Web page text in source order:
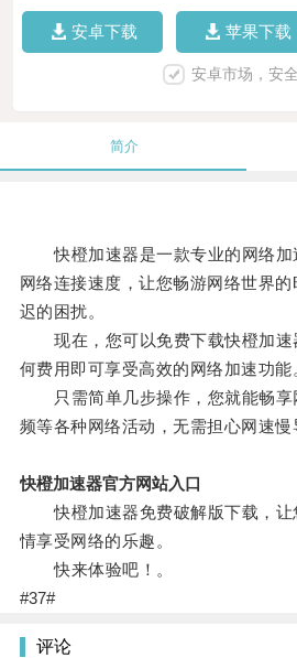
安卓下载 苹果下载
安卓市场，安
简介
快橙加速器是一款专业的网络加
网络连接速度，让您畅游网络世界
迟的困扰。
现在，您可以免费下载快橙加速
何费用即可享受高效的网络加速功能
只需简单几步操作，您就能畅享
频等各种网络活动，无需担心网速慢
快橙加速器官方网站入口
快橙加速器免费破解版下载，让
情享受网络的乐趣。
快来体验吧！。
#37#
评论